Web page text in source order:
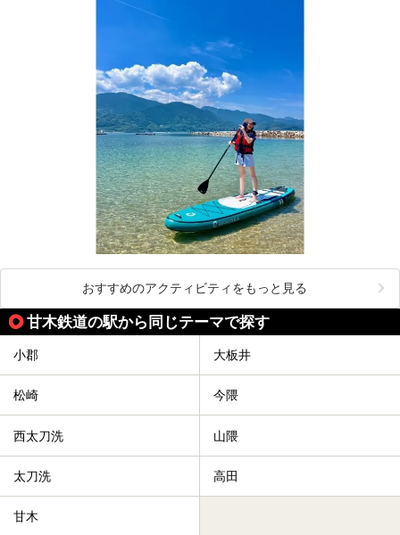
おすすめのアクティビティをもっと見る
甘木鉄道の駅から同じテーマで探す
小郡 大板井
松崎 今隈
西太刀洗 山隈
太刀洗 高田
甘木